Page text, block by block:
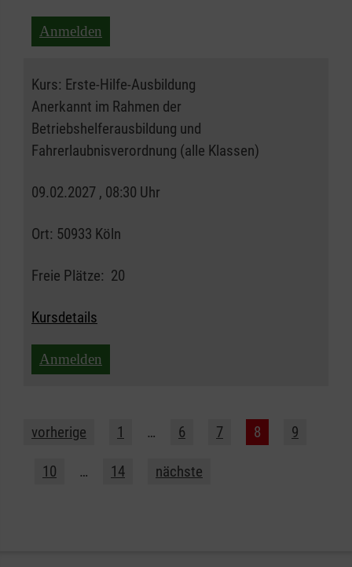
Anmelden
Kurs: Erste-Hilfe-Ausbildung
Anerkannt im Rahmen der
Betriebshelferausbildung und
Fahrerlaubnisverordnung (alle Klassen)
09.02.2027 , 08:30 Uhr
Ort: 50933 Köln
Freie Plätze: 20
Kursdetails
Anmelden
vorherige 1 … 6 7 8 9
10 … 14 nächste